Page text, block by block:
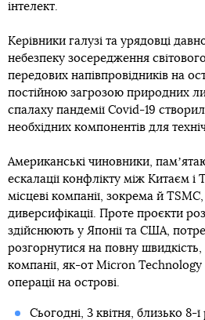
інтелект.
Керівники галузі та урядовці
небезпеку зосередження
передових напівпровідників на
постійною загрозою природних
спалаху пандемії Covid-19
необхідних компонентів для
Американські чиновники,
ескалації конфлікту між Китаєм
місцеві компанії, зокрема й
диверсифікації. Проте проєкти
здійснюють у Японії та США,
розгорнутися на повну швидкість,
компанії, як-от Micron Technology
операції на острові.
Сьогодні, 3 квітня, близько 8-